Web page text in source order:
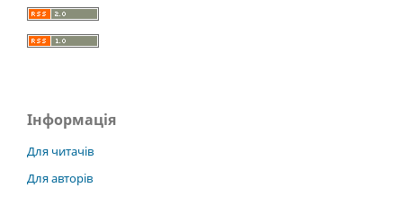
Інформація
Для читачів
Для авторів